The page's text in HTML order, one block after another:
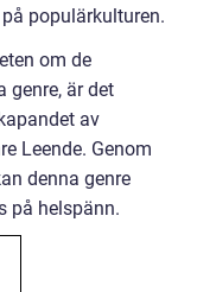
populärkulturen.
om de
genre, är det
av
Leende. Genom
denna genre
på helspänn.